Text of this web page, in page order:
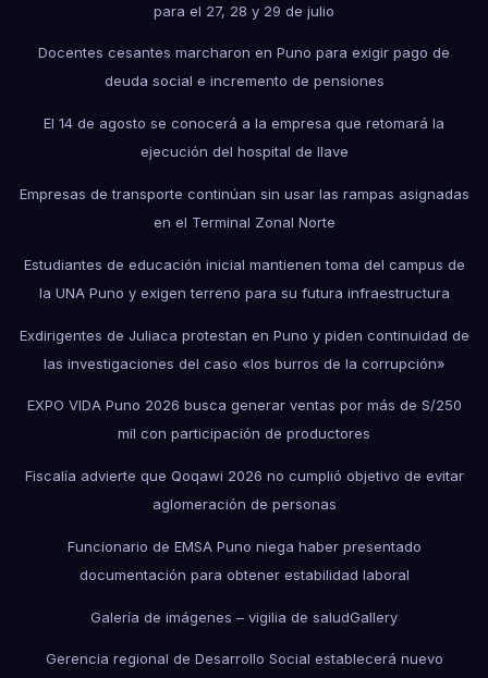
para el 27, 28 y 29 de julio
Docentes cesantes marcharon en Puno para exigir pago de
deuda social e incremento de pensiones
El 14 de agosto se conocerá a la empresa que retomará la
ejecución del hospital de Ilave
Empresas de transporte continúan sin usar las rampas asignadas
en el Terminal Zonal Norte
Estudiantes de educación inicial mantienen toma del campus de
la UNA Puno y exigen terreno para su futura infraestructura
Exdirigentes de Juliaca protestan en Puno y piden continuidad de
las investigaciones del caso «los burros de la corrupción»
EXPO VIDA Puno 2026 busca generar ventas por más de S/250
mil con participación de productores
Fiscalía advierte que Qoqawi 2026 no cumplió objetivo de evitar
aglomeración de personas
Funcionario de EMSA Puno niega haber presentado
documentación para obtener estabilidad laboral
Galería de imágenes – vigilia de saludGallery
Gerencia regional de Desarrollo Social establecerá nuevo